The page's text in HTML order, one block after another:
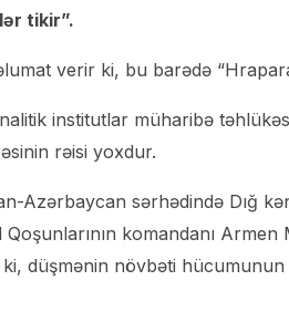
tikir”.
verir ki, bu barədə
institutlar müharibə
rəisi yoxdur.
Azərbaycan sərhədində Dığ
komandanı
ki, düşmənin növbəti